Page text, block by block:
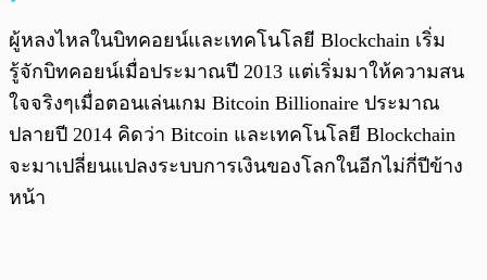
ผู้หลงไหลในบิทคอยน์และเทคโนโลยี Blockchain เริ่ม
รู้จักบิทคอยน์เมื่อประมาณปี 2013 แต่เริ่มมาให้ความสน
ใจจริงๆเมื่อตอนเล่นเกม Bitcoin Billionaire ประมาณ
ปลายปี 2014 คิดว่า Bitcoin และเทคโนโลยี Blockchain
จะมาเปลี่ยนแปลงระบบการเงินของโลกในอีกไม่กี่ปีข้าง
หน้า